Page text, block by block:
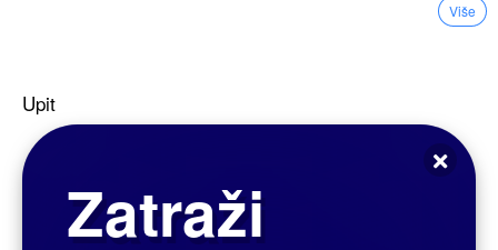
omogućava ulaganje u vlastitu budućnost i sigurnost obitelji. Premiju je
moguće podijeliti na mjesečne, kvartalne, polugodišnje ili godišnje iznose.
neoporeziva štednja
Promijenite svoj stav za sretan i uspješan život.
Izgradite stavove, oni su najvažniji izbor jer utječu na sve što činimo.
Istraživanja su pokazala da je stav važniji od inteligencije, obrazovanja,
talenta i sreće. Više od 85 posto uspjeha postižemo zbog stava, a manje od
15 posto zbog sposobnosti. Umjesto da prihvaćate nametnute standarde,
stvorite svoj sustav vrijednosti u skladu s onim što smatrate ispravnim.
Imajte na umu da i onda kad ne možete utjecati na događaje u životu,
Više
Upit